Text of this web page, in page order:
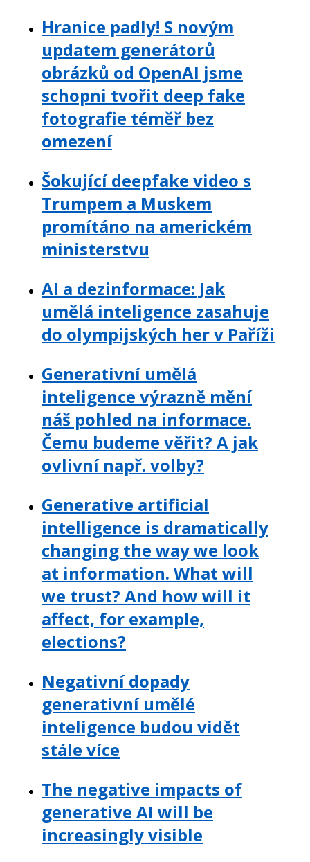
Hranice padly! S novým
updatem generátorů
obrázků od OpenAI jsme
schopni tvořit deep fake
fotografie téměř bez
omezení
Šokující deepfake video s
Trumpem a Muskem
promítáno na americkém
ministerstvu
AI a dezinformace: Jak
umělá inteligence zasahuje
do olympijských her v Paříži
Generativní umělá
inteligence výrazně mění
náš pohled na informace.
Čemu budeme věřit? A jak
ovlivní např. volby?
Generative artificial
intelligence is dramatically
changing the way we look
at information. What will
we trust? And how will it
affect, for example,
elections?
Negativní dopady
generativní umělé
inteligence budou vidět
stále více
The negative impacts of
generative AI will be
increasingly visible